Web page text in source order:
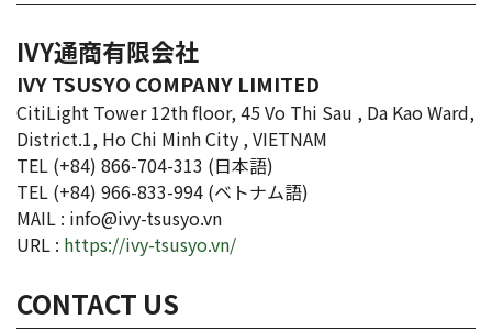
IVY通商有限会社
IVY TSUSYO COMPANY LIMITED
CitiLight Tower 12th floor, 45 Vo Thi Sau , Da Kao Ward,
District.1, Ho Chi Minh City , VIETNAM
TEL (+84) 866-704-313 (日本語)
TEL (+84) 966-833-994 (ベトナム語)
MAIL : info@ivy-tsusyo.vn
URL : https://ivy-tsusyo.vn/
CONTACT US